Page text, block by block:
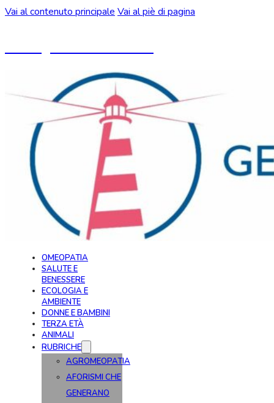
Vai al contenuto principale Vai al piè di pagina
OMEOPATIA
SALUTE E
BENESSERE
ECOLOGIA E
AMBIENTE
DONNE E BAMBINI
TERZA ETÀ
ANIMALI
RUBRICHE
AGROMEOPATIA
AFORISMI CHE
GENERANO